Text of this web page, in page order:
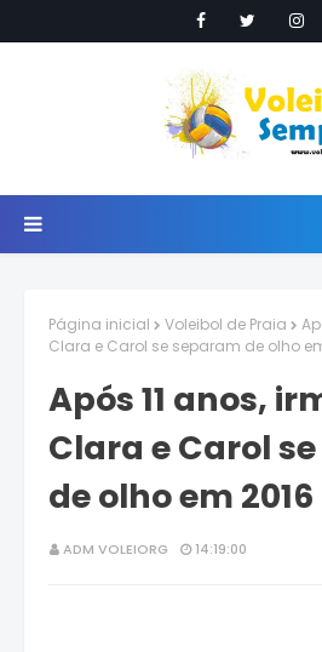
Página inicial Voleibol de Praia
Clara e Carol se separam de olho
Após 11 anos,
Clara e Carol
de olho em 2016
ADM VOLEIORG 14:19:00